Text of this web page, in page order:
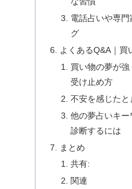
電話占いや専
グ
よくあるQ&A｜買
買い物の夢が
受け止め方
不安を感じた
他の夢占いキ
診断するには
まとめ
共有:
関連